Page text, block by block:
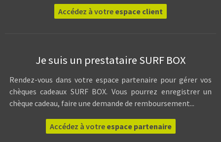
Accédez à votre espace client
Je suis un prestataire SURF BOX
Rendez-vous dans votre espace partenaire pour gérer vos
chèques cadeaux SURF BOX. Vous pourrez enregistrer un
chèque cadeau, faire une demande de remboursement...
Accédez à votre espace partenaire